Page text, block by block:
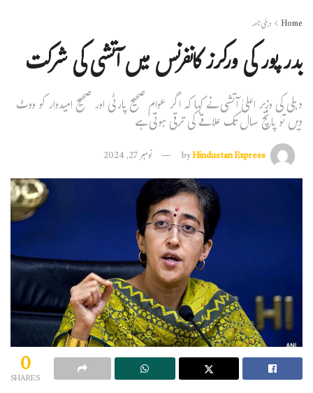
Home دہلی نامہ
بدر پور کی ورکرز کانفرنس میں آتشی کی شرکت
دہلی کی وزیر اعلیٰ آتشی نے کہا کہ اگر عوام صحیح پارٹی اور صحیح امیدوار کو ووٹ
دیں تو پانچ سال تک علاقے کی ترقی ہوتی ہے
byHindustan Express نومبر 27, 2024
0
SHARES